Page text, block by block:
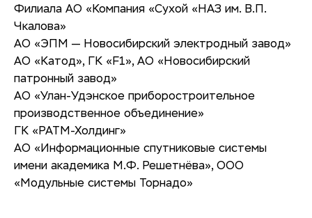
Филиала АО «Компания «Сухой «НАЗ им. В.П.
Чкалова»
АО «ЭПМ — Новосибирский электродный завод»
АО «Катод», ГК «F1», АО «Новосибирский
патронный завод»
АО «Улан-Удэнское приборостроительное
производственное объединение»
ГК «РАТМ-Холдинг»
АО «Информационные спутниковые системы
имени академика М.Ф. Решетнёва», ООО
«Модульные системы Торнадо»